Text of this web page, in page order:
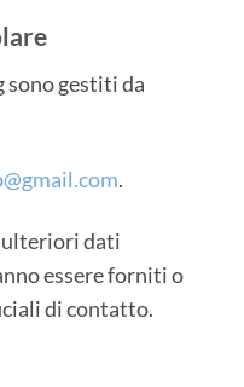
sono gestiti da
.
ulteriori dati
essere forniti o
di contatto.